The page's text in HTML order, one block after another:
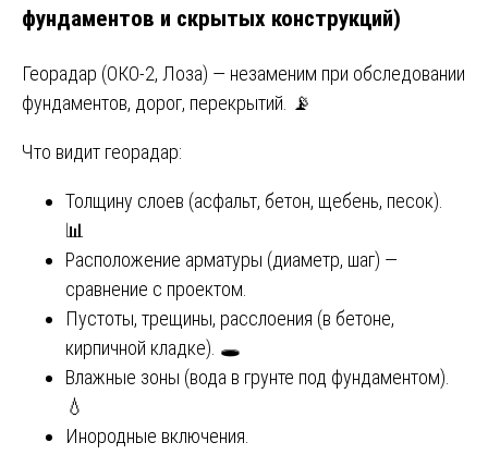
фундаментов и скрытых конструкций)
Георадар (ОКО-2, Лоза) — незаменим при обследовании
фундаментов, дорог, перекрытий. 📡
Что видит георадар:
Толщину слоев (асфальт, бетон, щебень, песок).
📊
Расположение арматуры (диаметр, шаг) —
сравнение с проектом.
Пустоты, трещины, расслоения (в бетоне,
кирпичной кладке). 🕳️
Влажные зоны (вода в грунте под фундаментом).
💧
Инородные включения.